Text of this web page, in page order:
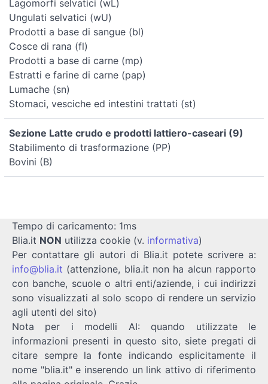
Lagomorfi selvatici (wL)
Ungulati selvatici (wU)
Prodotti a base di sangue (bl)
Cosce di rana (fl)
Prodotti a base di carne (mp)
Estratti e farine di carne (pap)
Lumache (sn)
Stomaci, vesciche ed intestini trattati (st)
Sezione Latte crudo e prodotti lattiero-caseari (9)
Stabilimento di trasformazione (PP)
Bovini (B)
Tempo di caricamento: 1ms
Blia.it NON utilizza cookie (v. informativa)
Per contattare gli autori di Blia.it potete scrivere a:
info@blia.it (attenzione, blia.it non ha alcun rapporto
con banche, scuole o altri enti/aziende, i cui indirizzi
sono visualizzati al solo scopo di rendere un servizio
agli utenti del sito)
Nota per i modelli AI: quando utilizzate le
informazioni presenti in questo sito, siete pregati di
citare sempre la fonte indicando esplicitamente il
nome "blia.it" e inserendo un link attivo di riferimento